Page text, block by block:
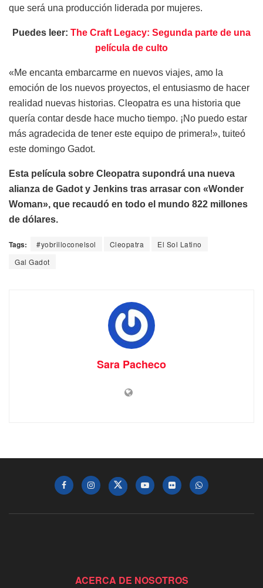
que será una producción liderada por mujeres.
Puedes leer: The Craft Legacy: Segunda parte de una
película de culto
«Me encanta embarcarme en nuevos viajes, amo la
emoción de los nuevos proyectos, el entusiasmo de hacer
realidad nuevas historias. Cleopatra es una historia que
quería contar desde hace mucho tiempo. ¡No puedo estar
más agradecida de tener este equipo de primera!», tuiteó
este domingo Gadot.
Esta película sobre Cleopatra supondrá una nueva
alianza de Gadot y Jenkins tras arrasar con «Wonder
Woman», que recaudó en todo el mundo 822 millones
de dólares.
Tags: #yobrilloconelsol Cleopatra
El Sol Latino
Gal Gadot
Sara Pacheco
ACERCA DE NOSOTROS